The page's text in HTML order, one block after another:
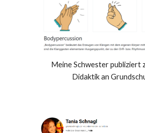
Meine Schwester publiziert
Didaktik an